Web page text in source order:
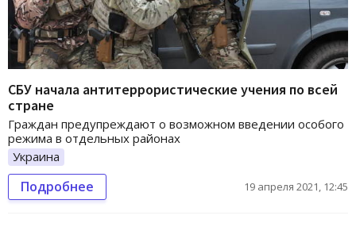
СБУ начала антитеррористические учения по всей
стране
Граждан предупреждают о возможном введении особого
режима в отдельных районах
Украина
Подробнее 19 апреля 2021, 12:45